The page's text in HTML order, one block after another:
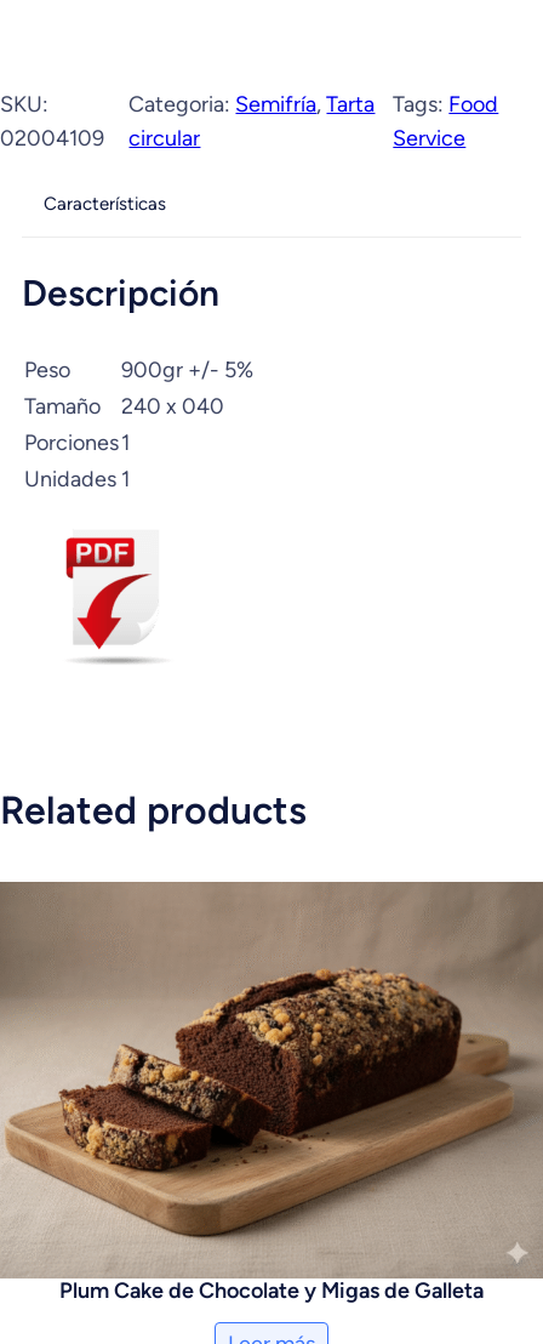
SKU:
02004109
Categoria: Semifría, Tarta
circular
Tags: Food
Service
Características
Descripción
Peso
900gr +/- 5%
Tamaño
240 x 040
Porciones1
Unidades 1
Related products
Plum Cake de Chocolate y Migas de Galleta